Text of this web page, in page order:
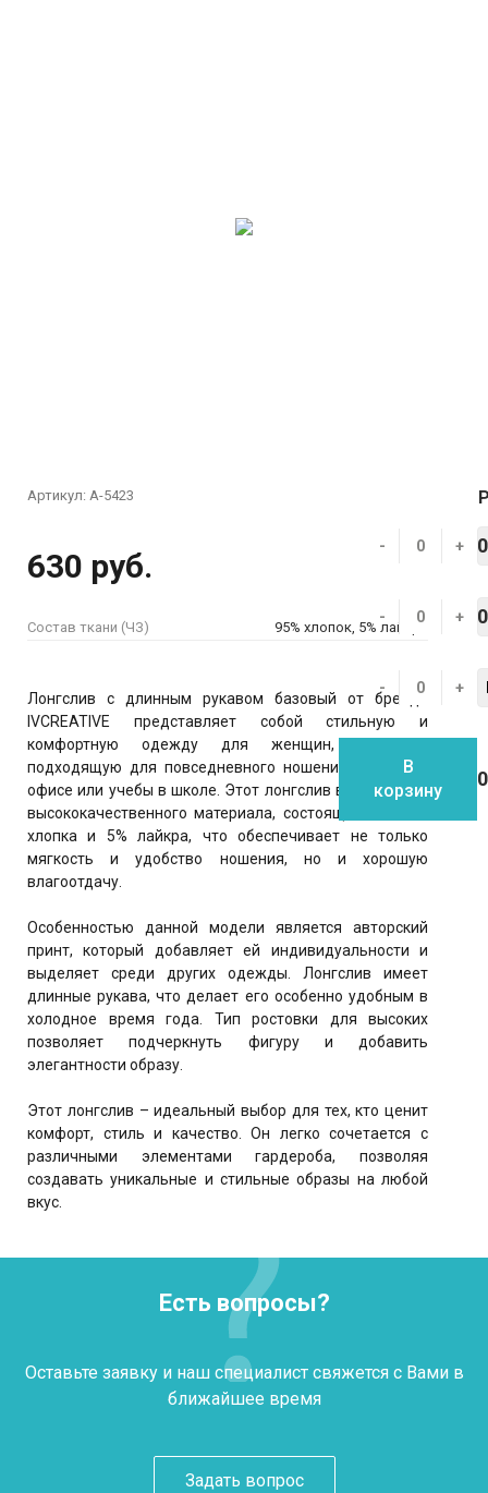
Артикул: А-5423
630 руб.
Состав ткани (ЧЗ) 95% хлопок, 5% лайкра
Лонгслив с длинным рукавом базовый от бренда
IVCREATIVE представляет собой стильную и
комфортную одежду для женщин, идеально
подходящую для повседневного ношения, работы в
офисе или учебы в школе. Этот лонгслив выполнен из
высококачественного материала, состоящего из 95%
хлопка и 5% лайкра, что обеспечивает не только
мягкость и удобство ношения, но и хорошую
влагоотдачу.
Особенностью данной модели является авторский
принт, который добавляет ей индивидуальности и
выделяет среди других одежды. Лонгслив имеет
длинные рукава, что делает его особенно удобным в
холодное время года. Тип ростовки для высоких
позволяет подчеркнуть фигуру и добавить
элегантности образу.
Этот лонгслив – идеальный выбор для тех, кто ценит
комфорт, стиль и качество. Он легко сочетается с
различными элементами гардероба, позволяя
создавать уникальные и стильные образы на любой
вкус.
- +
- +
- +
В
корзину
Есть вопросы?
Оставьте заявку и наш специалист свяжется с Вами в
ближайшее время
Задать вопрос